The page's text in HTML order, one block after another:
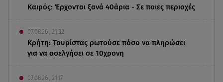
Καιρός: Έρχονται ξανά 40άρια - Σε ποιες περιοχές
07.08.26 , 21:32
Κρήτη: Τουρίστας ρωτούσε πόσο να πληρώσει
για να ασελγήσει σε 10χρονη
07.08.26 , 21:17